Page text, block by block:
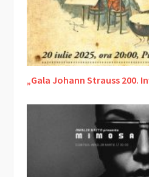
„Gala Johann Strauss 200.